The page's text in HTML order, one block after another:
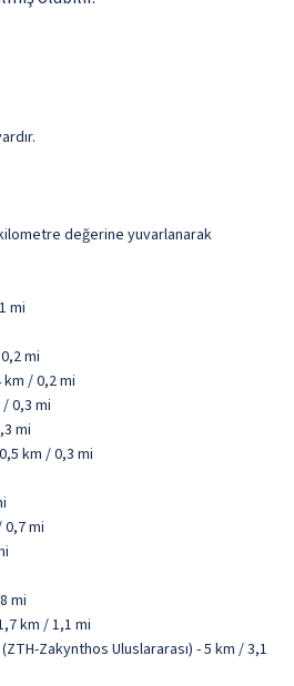
değerine yuvarlanarak
mi
mi
/ 0,2 mi
0,3 mi
mi
km / 0,3 mi
mi
mi
km / 1,1 mi
Zakynthos Uluslararası) - 5 km / 3,1